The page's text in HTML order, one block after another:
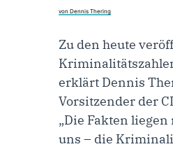
von Dennis Thering
Zu den heute
erklärt Dennis
Vorsitzender der
„Die Fakten
uns – die